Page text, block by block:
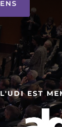
L'UDI EST